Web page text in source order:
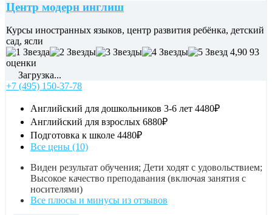
Центр модерн инглиш
Курсы иностранных языков, центр развития ребёнка, детский
сад, ясли
4,90 93
оценки
Загрузка...
+7 (495) 150-37-78
Английский для дошкольников 3-6 лет 4480₽
Английский для взрослых 6880₽
Подготовка к школе 4480₽
Все цены (10)
Виден результат обучения; Дети ходят с удовольствием;
Высокое качество преподавания (включая занятия с
носителями)
Все плюсы и минусы из отзывов